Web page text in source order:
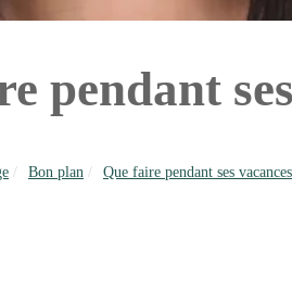
pendant
Bon plan Que faire pendant ses